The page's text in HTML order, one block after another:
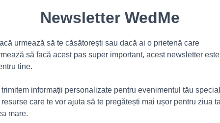
Newsletter WedMe
urmează să te căsătorești sau dacă ai o prietenă care
să facă acest pas super important, acest newsletter este
tine.
trimitem informații personalizate pentru evenimentul tău special
care te vor ajuta să te pregătești mai ușor pentru ziua
mare.